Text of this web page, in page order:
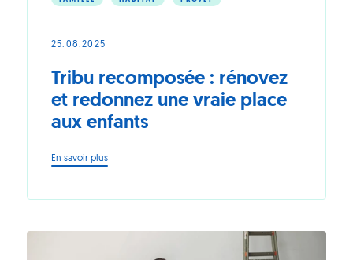
Tribu recomposée : rénovez
et redonnez une vraie place
aux enfants
25.08.2025
En savoir plus-
:
et